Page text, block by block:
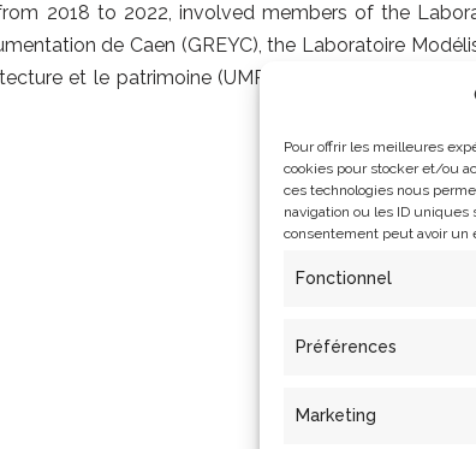
Pour offrir les meilleures
cookies pour stocker et/ou
ces technologies nous
navigation ou les ID uniques
consentement peut avoir un
Fonctionnel
Préférences
Marketing
2018 to 2022, involved members of the
de Caen (GREYC), the Laboratoire
et le patrimoine (UMR MAP 3495) and the